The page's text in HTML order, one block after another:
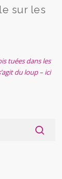
sur les
tuées dans les
du loup – ici